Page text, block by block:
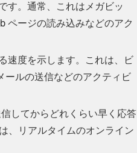
す。通常、これはメガビッ
ページの読み込みなどのアク
速度を示します。これは、ビ
ールの送信などのアクティビ
してからどれくらい早く応答
、リアルタイムのオンライン